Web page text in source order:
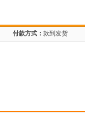
付款方式： 款到发货